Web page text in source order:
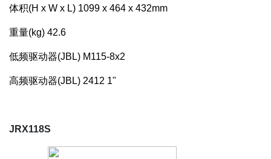
体积(H x W x L) 1099 x 464 x 432mm
重量(kg) 42.6
低频驱动器(JBL) M115-8x2
高频驱动器(JBL) 2412 1"
JRX118S